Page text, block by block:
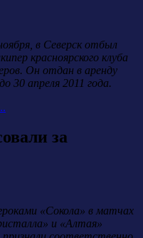
в Северск отбыл
красноярского клуба
Он отдан в аренду
30 апреля 2011 года.
за
«Сокола» в матчах
и «Алтая»